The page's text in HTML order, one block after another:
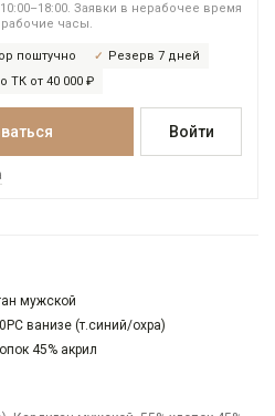
Заявки в нерабочее время
часы.
поштучно
Резерв 7 дней
ТК от 40 000 ₽
Войти
мужской
ванизе (т.синий/охра)
45% акрил